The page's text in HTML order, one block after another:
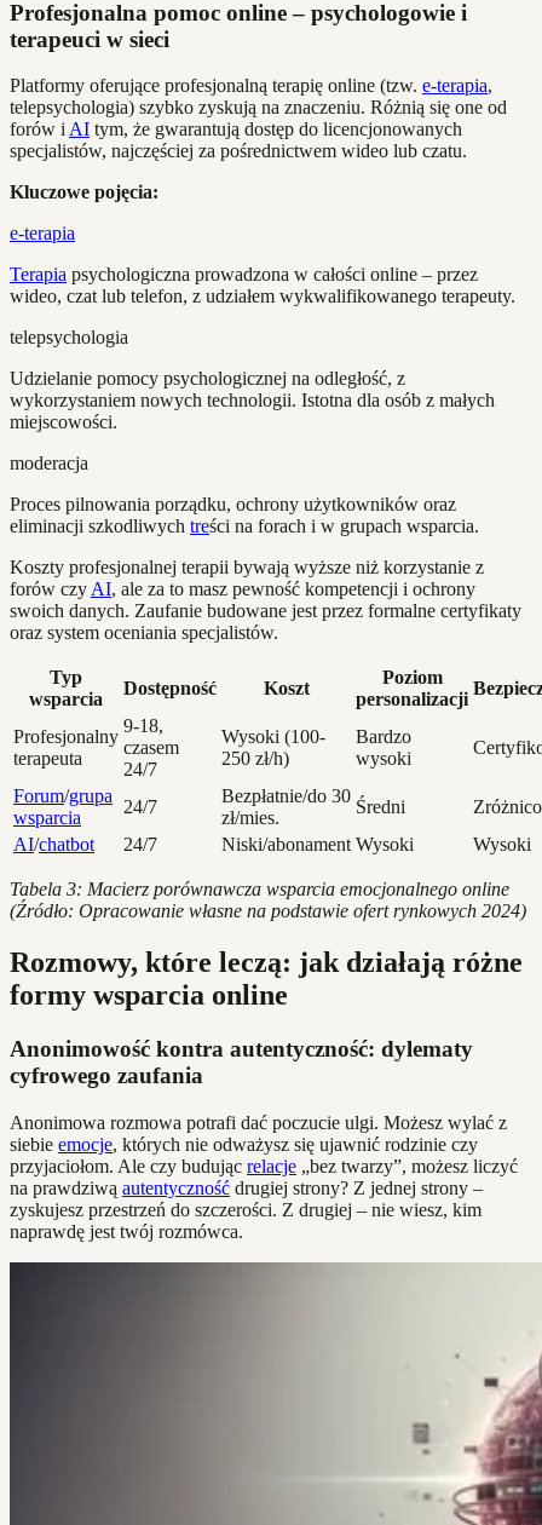
Profesjonalna pomoc online – psychologowie i
terapeuci w sieci
Platformy oferujące profesjonalną terapię online (tzw. e-terapia,
telepsychologia) szybko zyskują na znaczeniu. Różnią się one od
forów i AI tym, że gwarantują dostęp do licencjonowanych
specjalistów, najczęściej za pośrednictwem wideo lub czatu.
Kluczowe pojęcia:
e-terapia
Terapia psychologiczna prowadzona w całości online – przez
wideo, czat lub telefon, z udziałem wykwalifikowanego terapeuty.
telepsychologia
Udzielanie pomocy psychologicznej na odległość, z
wykorzystaniem nowych technologii. Istotna dla osób z małych
miejscowości.
moderacja
Proces pilnowania porządku, ochrony użytkowników oraz
eliminacji szkodliwych treści na forach i w grupach wsparcia.
Koszty profesjonalnej terapii bywają wyższe niż korzystanie z
forów czy AI, ale za to masz pewność kompetencji i ochrony
swoich danych. Zaufanie budowane jest przez formalne certyfikaty
oraz system oceniania specjalistów.
Typ
wsparcia
Dostępność Koszt
Poziom
personalizacji
Profesjonalny
terapeuta
9-18,
czasem
24/7
Wysoki (100-
250 zł/h)
Bardzo
wysoki
Forum/grupa
wsparcia
24/7
Bezpłatnie/do 30
zł/mies.
Średni
AI/chatbot 24/7 Niski/abonament Wysoki Wysoki
Tabela 3: Macierz porównawcza wsparcia emocjonalnego online
(Źródło: Opracowanie własne na podstawie ofert rynkowych 2024)
Rozmowy, które leczą: jak działają różne
formy wsparcia online
Anonimowość kontra autentyczność: dylematy
cyfrowego zaufania
Anonimowa rozmowa potrafi dać poczucie ulgi. Możesz wylać z
siebie emocje, których nie odważysz się ujawnić rodzinie czy
przyjaciołom. Ale czy budując relacje „bez twarzy”, możesz liczyć
na prawdziwą autentyczność drugiej strony? Z jednej strony –
zyskujesz przestrzeń do szczerości. Z drugiej – nie wiesz, kim
naprawdę jest twój rozmówca.